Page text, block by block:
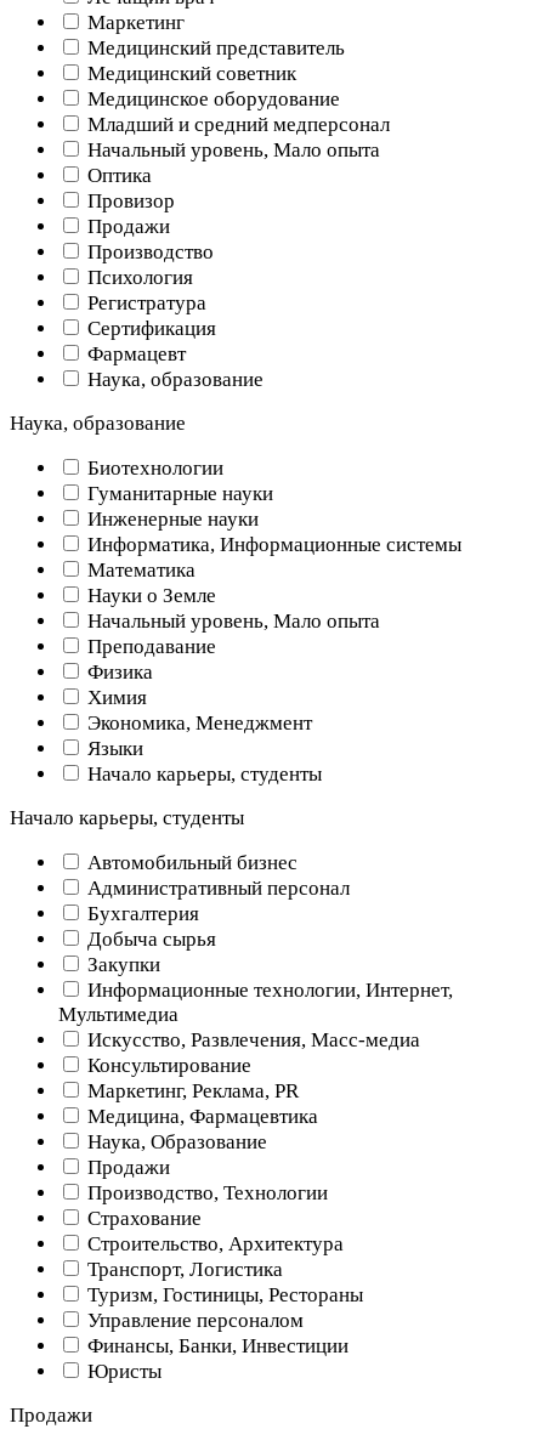
Маркетинг
Медицинский представитель
Медицинский советник
Медицинское оборудование
Младший и средний медперсонал
Начальный уровень, Мало опыта
Оптика
Провизор
Продажи
Производство
Психология
Регистратура
Сертификация
Фармацевт
Наука, образование
Наука, образование
Биотехнологии
Гуманитарные науки
Инженерные науки
Информатика, Информационные системы
Математика
Науки о Земле
Начальный уровень, Мало опыта
Преподавание
Физика
Химия
Экономика, Менеджмент
Языки
Начало карьеры, студенты
Начало карьеры, студенты
Автомобильный бизнес
Административный персонал
Бухгалтерия
Добыча сырья
Закупки
Информационные технологии, Интернет,
Мультимедиа
Искусство, Развлечения, Масс-медиа
Консультирование
Маркетинг, Реклама, PR
Медицина, Фармацевтика
Наука, Образование
Продажи
Производство, Технологии
Страхование
Строительство, Архитектура
Транспорт, Логистика
Туризм, Гостиницы, Рестораны
Управление персоналом
Финансы, Банки, Инвестиции
Юристы
Продажи